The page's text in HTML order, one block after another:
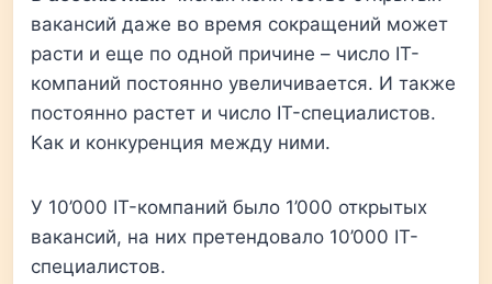
вакансий даже во время сокращений может
расти и еще по одной причине – число IT-
компаний постоянно увеличивается. И также
постоянно растет и число IT-специалистов.
Как и конкуренция между ними.
У 10’000 IT-компаний было 1’000 открытых
вакансий, на них претендовало 10’000 IT-
специалистов.